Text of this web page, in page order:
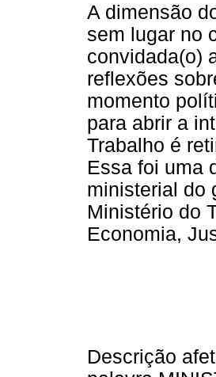
A dimensão
sem lugar no
convidada(o)
reflexões
momento
para abrir a
Trabalho é
Essa foi uma
ministerial do
Ministério do
Economia,
Descrição